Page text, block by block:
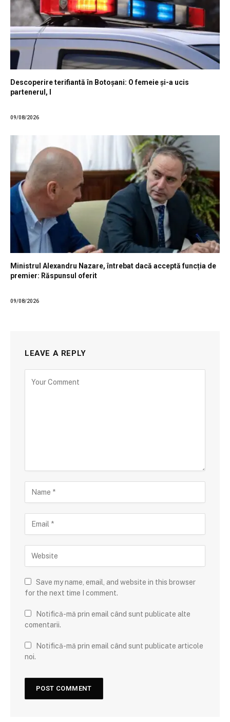
Descoperire terifiantă în Botoșani: O femeie și-a ucis
partenerul, l
09/08/2026
Ministrul Alexandru Nazare, întrebat dacă acceptă funcția de
premier: Răspunsul oferit
09/08/2026
LEAVE A REPLY
Save my name, email, and website in this browser
for the next time I comment.
Notifică-mă prin email când sunt publicate alte
comentarii.
Notifică-mă prin email când sunt publicate articole
noi.